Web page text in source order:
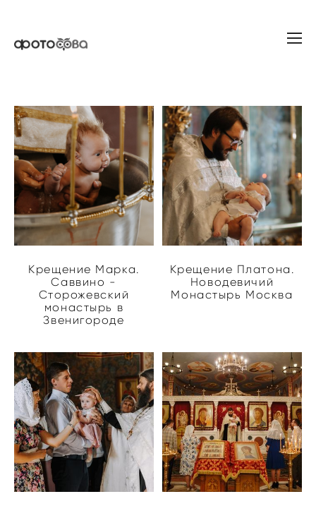
Крещение Марка.
Саввино -
Сторожевский
монастырь в
Звенигороде
Крещение Платона.
Новодевичий
Монастырь Москва